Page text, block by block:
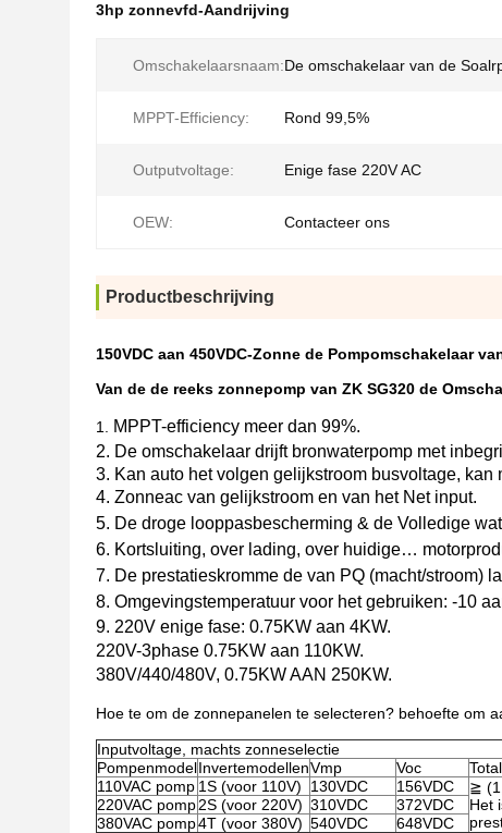
3hp zonnevfd-Aandrijving
Omschakelaarsnaam:De omschakelaar van de
MPPT-Efficiency: Rond 99,5%
Outputvoltage: Enige fase 220V AC
OEW: Contacteer ons
Productbeschrijving
150VDC aan 450VDC-Zonne de Pompomschakelaar
Van de de reeks zonnepomp van ZK SG320 de
1.
MPPT-efficiency meer dan 99%.
2. De omschakelaar drijft bronwaterpomp met
3. Kan auto het volgen gelijkstroom busvoltage, kan
4. Zonneac van gelijkstroom en van het Net input.
5. De droge looppasbescherming & de Volledige
6. Kortsluiting, over lading, over huidige…
7. De prestatieskromme de van PQ (macht/stroom)
8. Omgevingstemperatuur voor het gebruiken: -10
9. 220V enige fase: 0.75KW aan 4KW.
220V-3phase 0.75KW aan 110KW.
380V/440/480V, 0.75KW AAN 250KW.
Hoe te om de zonnepanelen te selecteren? behoefte om
Inputvoltage, machts zonneselectie
PompenmodelInvertemodellenVmp Voc
110VAC pomp 1S (voor 110V) 130VDC 156VDC
≧
Het
220VAC pomp2S (voor 220V) 310VDC
372VDC
380VAC pomp4T (voor 380V) 540VDC 648VDC